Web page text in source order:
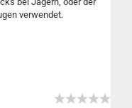
verwendet.